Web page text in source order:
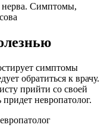
нерва. Симптомы,
симптомы
обратиться к врачу.
прийти со своей
невропатолог.